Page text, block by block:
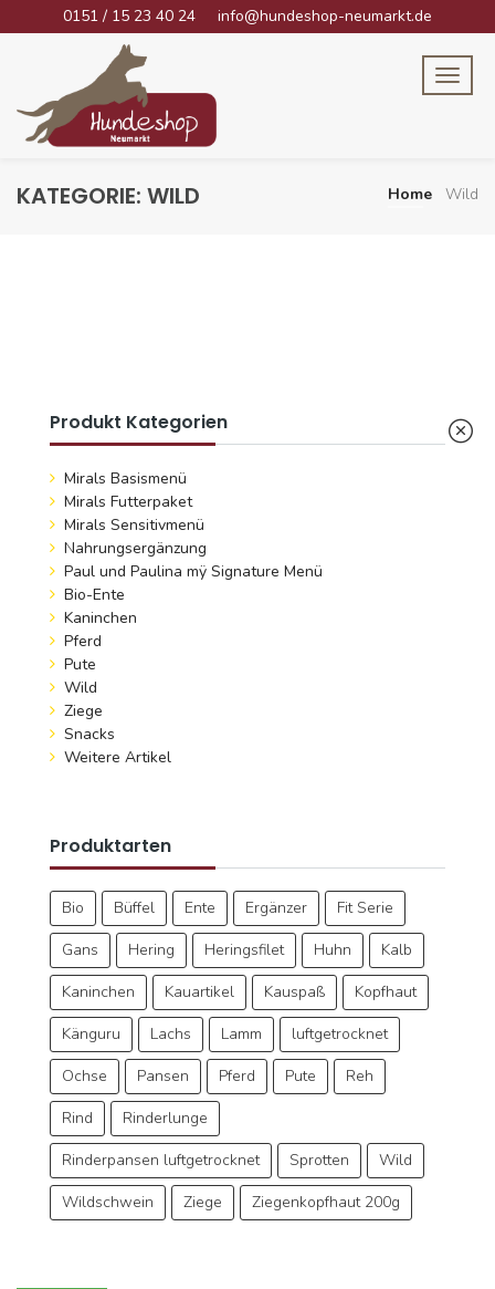
0151 / 15 23 40 24 info@hundeshop-neumarkt.de
KATEGORIE: WILD Home Wild
Produkt Kategorien
Mirals Basismenü
Mirals Futterpaket
Mirals Sensitivmenü
Nahrungsergänzung
Paul und Paulina mÿ Signature Menü
Bio-Ente
Kaninchen
Pferd
Pute
Wild
Ziege
Snacks
Weitere Artikel
Produktarten
Bio Büffel Ente Ergänzer
Fit Serie
Gans
Hering Heringsfilet Huhn
Kalb
Kaninchen
Kauartikel Kauspaß
Kopfhaut
Känguru
Lachs Lamm
luftgetrocknet
Ochse
Pansen Pferd Pute
Reh
Rind
Rinderlunge
Rinderpansen luftgetrocknet
Sprotten
Wild
Wildschwein
Ziege Ziegenkopfhaut 200g